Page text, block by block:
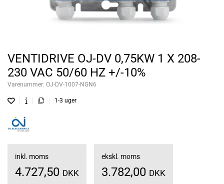
VENTIDRIVE OJ-DV 0,75KW 1 X 208-
230 VAC 50/60 HZ +/-10%
Varenummer: OJ-DV-1007-NGN6
1-3 uger
inkl. moms
4.727,50 DKK
ekskl. moms
3.782,00 DKK